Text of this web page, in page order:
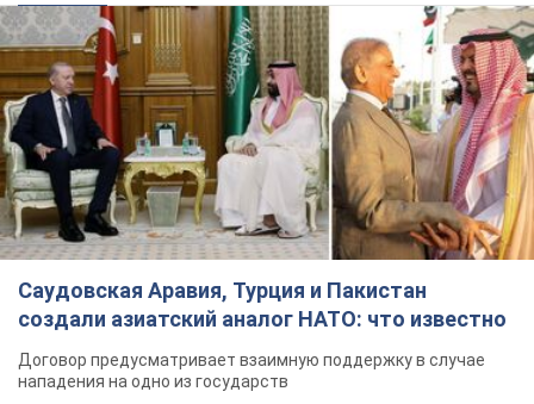
Саудовская Аравия, Турция и Пакистан
создали азиатский аналог НАТО: что известно
Договор предусматривает взаимную поддержку в случае
нападения на одно из государств